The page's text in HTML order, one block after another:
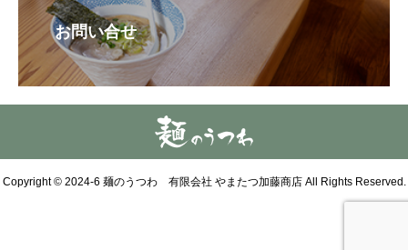
お問い合せ
Copyright © 2024-6 麺のうつわ 有限会社 やまたつ加藤商店 All Rights Reserved.